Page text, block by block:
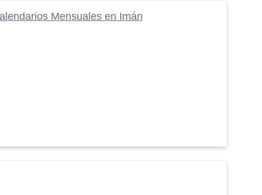
Mensuales en Imán